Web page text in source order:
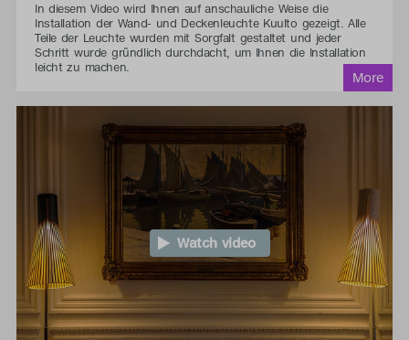
In diesem Video wird Ihnen auf anschauliche Weise die
Installation der Wand- und Deckenleuchte Kuulto gezeigt. Alle
Teile der Leuchte wurden mit Sorgfalt gestaltet und jeder
Schritt wurde gründlich durchdacht, um Ihnen die Installation
leicht zu machen.
Watch video